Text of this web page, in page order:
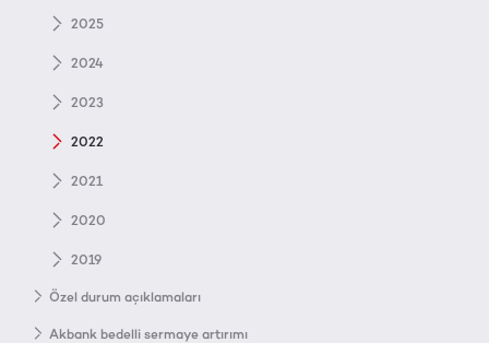
2025
2024
2023
2022
2021
2020
2019
Özel durum açıklamaları
Akbank bedelli sermaye artırımı